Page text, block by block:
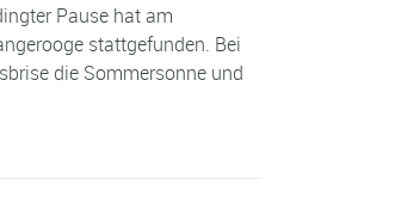
Pause hat am
stattgefunden. Bei
die Sommersonne und